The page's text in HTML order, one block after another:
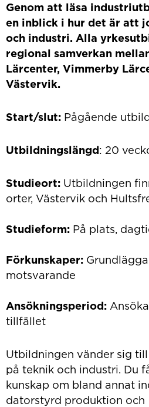
Genom att läsa
en inblick i hur det är att
och industri. Alla
regional samverkan
Lärcenter, Vimmerby
Västervik.
Start/slut: Pågående
Utbildningslängd: 20
Studieort: Utbildningen
orter, Västervik och
Studieform:På plats,
Förkunskaper:
motsvarande
Ansökningsperiod:
tillfället
Utbildningen vänder sig
på teknik och industri. Du
kunskap om bland annat
datorstyrd produktion och